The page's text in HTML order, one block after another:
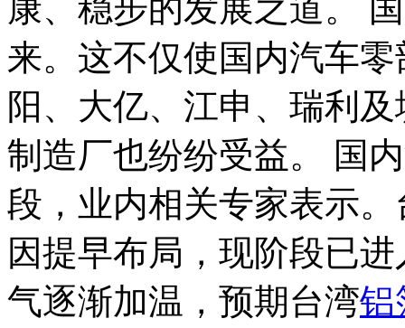
康、稳步的发展之道。
来。这不仅使国内汽车
阳、大亿、江申、瑞利
制造厂也纷纷受益。 国
段，业内相关专家表示
因提早布局，现阶段已
气逐渐加温，预期台湾铝